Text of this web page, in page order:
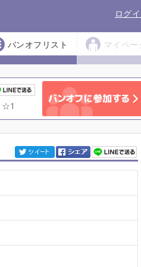
ログ
バンオフリスト マイペー
1